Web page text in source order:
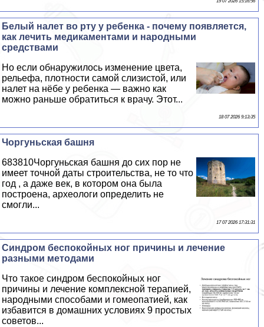
Белый налет во рту у ребенка - почему появляется,
как лечить медикаментами и народными
средствами
Но если обнаружилось изменение цвета,
рельефа, плотности самой слизистой, или
налет на нёбе у ребенка — важно как
можно раньше обратиться к врачу. Этот...
18 07 2026 9:13:35
Чоргуньская башня
683810Чоргуньская башня до сих пор не
имеет точной даты строительства, не то что
год , а даже век, в котором она была
построена, археологи определить не
смогли...
17 07 2026 17:31:31
Синдром беспокойных ног причины и лечение
разными методами
Что такое синдром беспокойных ног
причины и лечение комплексной терапией,
народными способами и гомеопатией, как
избавится в домашних условиях 9 простых
советов...